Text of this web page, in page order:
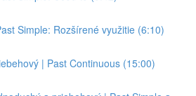
Simple: Rozšírené využitie (6:10)
| Past Continuous (15:00)